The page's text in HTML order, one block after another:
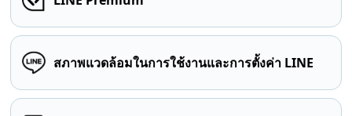
สภาพแวดล้อมในการใช้งานและการตั้งค่า LINE